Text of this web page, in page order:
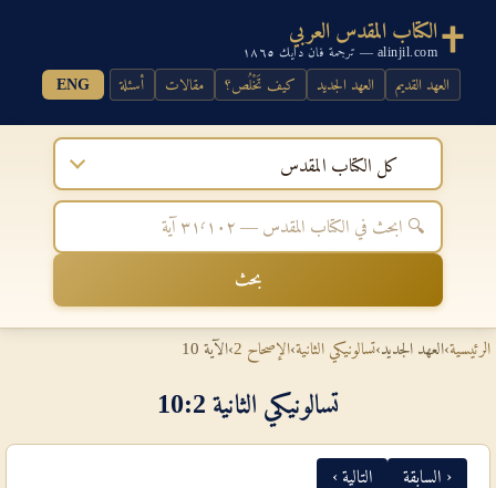
الكتاب المقدس العربي
alinjil.com — ترجمة فان دايك ١٨٦٥
العهد القديم العهد الجديد كيف تَخْلُص؟ مقالات أسئلة ENG
كل الكتاب المقدس
بحث
الرئيسية›العهد الجديد›تسالونيكي الثانية›الإصحاح 2 ›الآية 10
تسالونيكي الثانية 2‏:‏10
‹ السابقة التالية ›